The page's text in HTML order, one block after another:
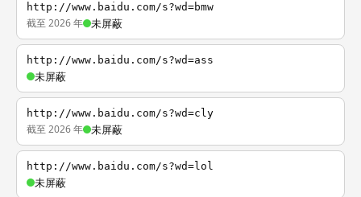
http://www.baidu.com/s?wd=bmw
截至 2026 年 未屏蔽
http://www.baidu.com/s?wd=ass
未屏蔽
http://www.baidu.com/s?wd=cly
截至 2026 年 未屏蔽
http://www.baidu.com/s?wd=lol
未屏蔽